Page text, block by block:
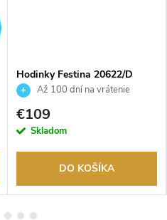
Hodinky Festina 20622/D
Až 100 dní na vrátenie
tovaru. Autorizovaný predajca.
€109
Skladom
DO KOŠÍKA